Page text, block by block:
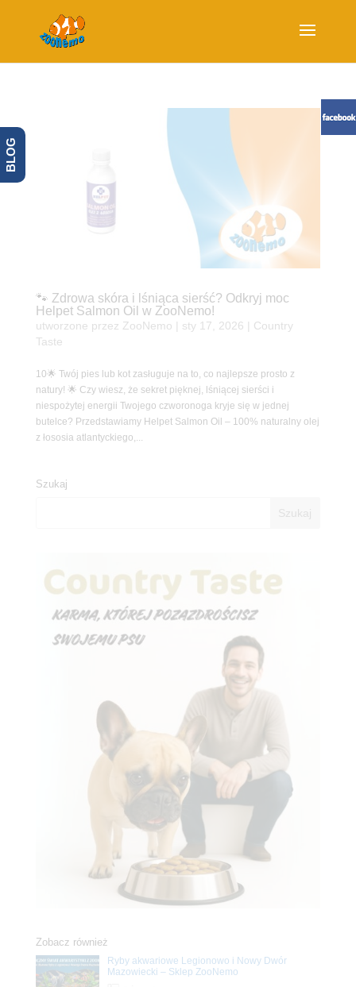
🐾 Zdrowa skóra i lśniąca sierść? Odkryj moc
Helpet Salmon Oil w ZooNemo!
utworzone przez ZooNemo sty 17, 2026
Country
Taste
10🌟 Twój pies lub kot zasługuje na to, co najlepsze prosto z
natury! 🌟 Czy wiesz, że sekret pięknej, lśniącej sierści i
niespożytej energii Twojego czworonoga kryje się w jednej
butelce? Przedstawiamy Helpet Salmon Oil – 100% naturalny olej
z łososia atlantyckiego,...
Szukaj
Zobacz również
Ryby akwariowe Legionowo i Nowy Dwór
Mazowiecki – Sklep ZooNemo
BLOG